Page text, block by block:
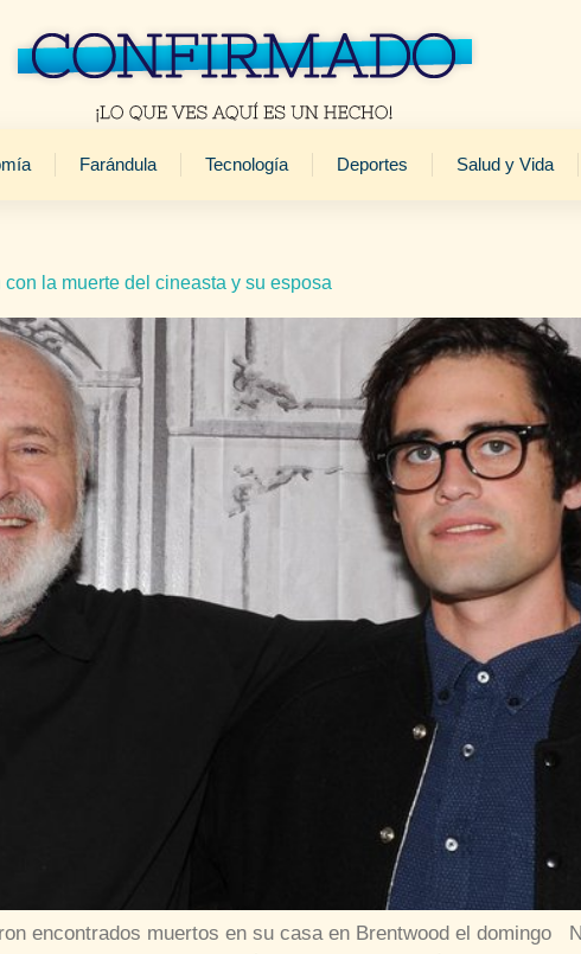
Farándula Tecnología Deportes Salud y Vida
la muerte del cineasta y su esposa
encontrados muertos en su casa en Brentwood el domingo